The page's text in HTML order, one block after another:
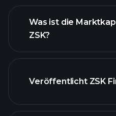
Was ist die
ZSK?
Liste der Aktien
Veröffentlicht ZSK